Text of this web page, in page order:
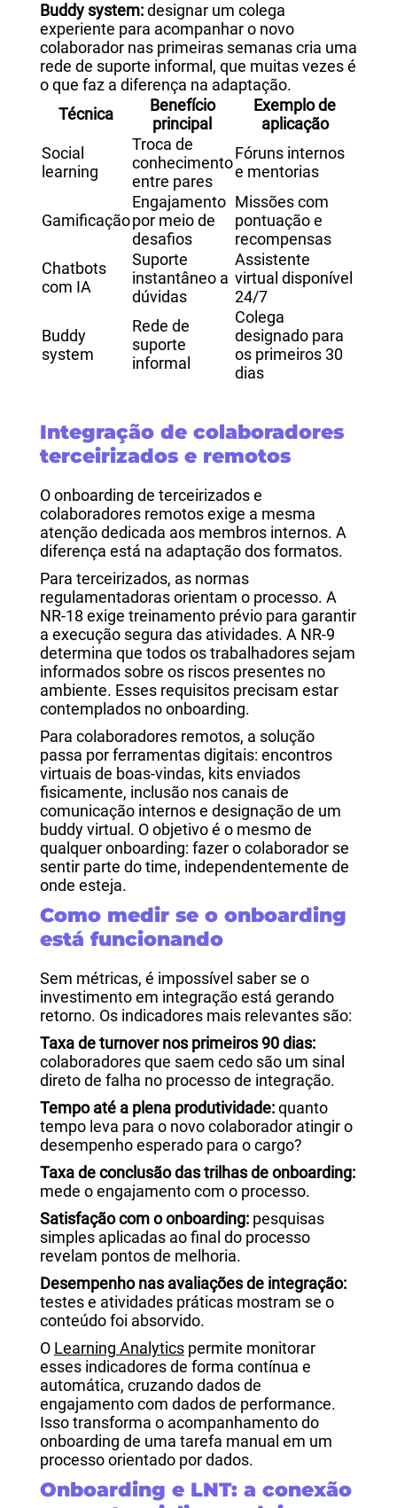
Buddy system:designar um colega
experiente para acompanhar o novo
colaborador nas primeiras semanas cria uma
rede de suporte informal, que muitas vezes é
o que faz a diferença na adaptação.
Técnica
Benefício
principal
Exemplo de
aplicação
Social
learning
Troca de
conhecimento
entre pares
Fóruns internos
e mentorias
Gamificação
Engajamento
por meio de
desafios
Missões com
pontuação e
recompensas
Chatbots
com IA
Suporte
instantâneo a
dúvidas
Assistente
virtual disponível
24/7
Buddy
system
Rede de
suporte
informal
Colega
designado para
os primeiros 30
dias
Integração de colaboradores
terceirizados e remotos
O onboarding de terceirizados e
colaboradores remotos exige a mesma
atenção dedicada aos membros internos. A
diferença está na adaptação dos formatos.
Para terceirizados, as normas
regulamentadoras orientam o processo. A
NR-18 exige treinamento prévio para garantir
a execução segura das atividades. A NR-9
determina que todos os trabalhadores sejam
informados sobre os riscos presentes no
ambiente. Esses requisitos precisam estar
contemplados no onboarding.
Para colaboradores remotos, a solução
passa por ferramentas digitais: encontros
virtuais de boas-vindas, kits enviados
fisicamente, inclusão nos canais de
comunicação internos e designação de um
buddy virtual. O objetivo é o mesmo de
qualquer onboarding: fazer o colaborador se
sentir parte do time, independentemente de
onde esteja.
Como medir se o onboarding
está funcionando
Sem métricas, é impossível saber se o
investimento em integração está gerando
retorno. Os indicadores mais relevantes são:
Taxa de turnover nos primeiros 90 dias:
colaboradores que saem cedo são um sinal
direto de falha no processo de integração.
Tempo até a plena produtividade:quanto
tempo leva para o novo colaborador atingir o
desempenho esperado para o cargo?
Taxa de conclusão das trilhas de onboarding:
mede o engajamento com o processo.
Satisfação com o onboarding:pesquisas
simples aplicadas ao final do processo
revelam pontos de melhoria.
Desempenho nas avaliações de integração:
testes e atividades práticas mostram se o
conteúdo foi absorvido.
O Learning Analyticspermite monitorar
esses indicadores de forma contínua e
automática, cruzando dados de
engajamento com dados de performance.
Isso transforma o acompanhamento do
onboarding de uma tarefa manual em um
processo orientado por dados.
Onboarding e LNT: a conexão